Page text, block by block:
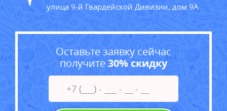
улица 9-й Гвардейской Дивизии, дом 9А
Оставьте заявку сейчас
получите30% скидку